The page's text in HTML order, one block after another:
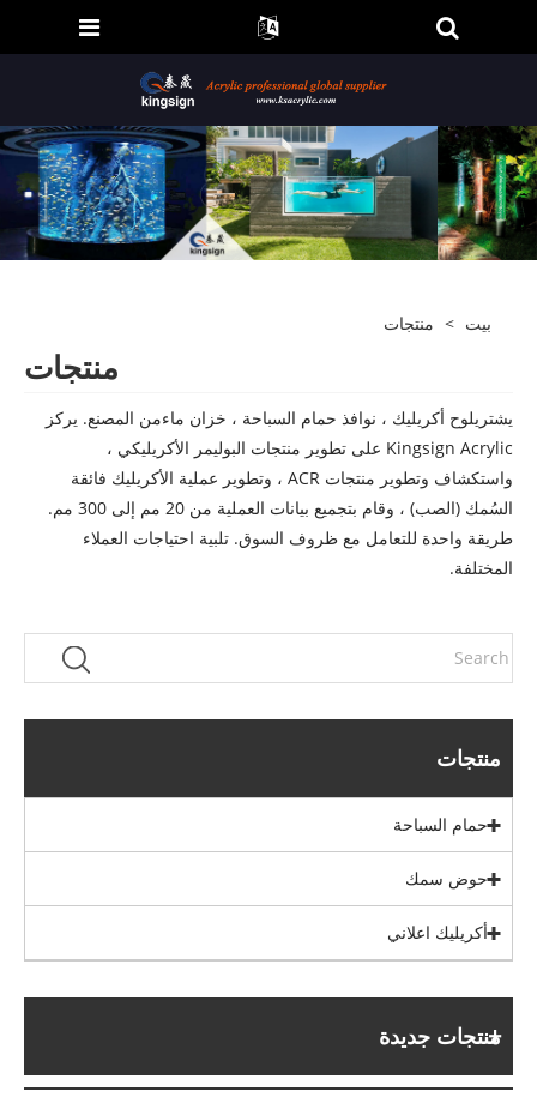
بيت > منتجات
منتجات
يشتريلوح أكريليك ، نوافذ حمام السباحة ، خزان ماءمن المصنع. يركز
Kingsign Acrylic على تطوير منتجات البوليمر الأكريليكي ،
واستكشاف وتطوير منتجات ACR ، وتطوير عملية الأكريليك فائقة
السُمك (الصب) ، وقام بتجميع بيانات العملية من 20 مم إلى 300 مم.
طريقة واحدة للتعامل مع ظروف السوق. تلبية احتياجات العملاء
المختلفة.
منتجات
حمام السباحة
حوض سمك
أكريليك اعلاني
منتجات جديدة